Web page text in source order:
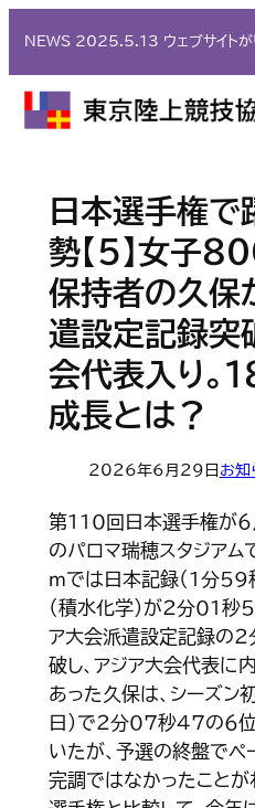
容
を
ス
NEWS 2025.5.13 ウェブサイトが
日本選手権で
勢【5】女子
保持者の久保
遣設定記録突
会代表入り。
成長とは？
2026年6月29日 お知
第110回日本選手権が
のパロマ瑞穂スタジア
ｍでは日本記録（1分
（積水化学）が２分01秒
ア大会派遣設定記録の
破し、アジア大会代表に
あった久保は、シーズン
日）で２分07秒47の６
いたが、予選の終盤でペ
完調ではなかったことが